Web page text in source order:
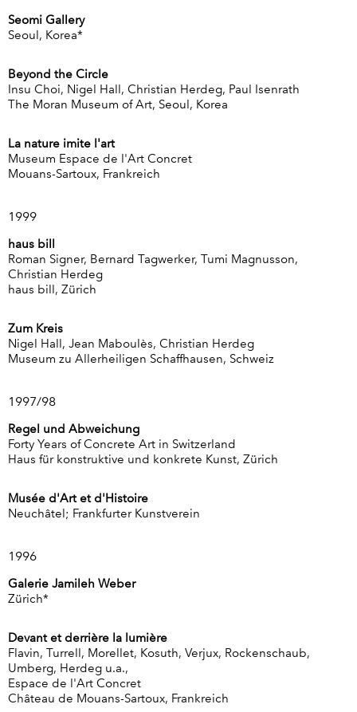
Seomi Gallery
Seoul, Korea*
Beyond the Circle
Insu Choi, Nigel Hall, Christian Herdeg, Paul Isenrath
The Moran Museum of Art, Seoul, Korea
La nature imite l'art
Museum Espace de l'Art Concret
Mouans-Sartoux, Frankreich
1999
haus bill
Roman Signer, Bernard Tagwerker, Tumi Magnusson,
Christian Herdeg
haus bill, Zürich
Zum Kreis
Nigel Hall, Jean Maboulès, Christian Herdeg
Museum zu Allerheiligen Schaffhausen, Schweiz
1997/98
Regel und Abweichung
Forty Years of Concrete Art in Switzerland
Haus für konstruktive und konkrete Kunst, Zürich
Musée d'Art et d'Histoire
Neuchâtel; Frankfurter Kunstverein
1996
Galerie Jamileh Weber
Zürich*
Devant et derrière la lumière
Flavin, Turrell, Morellet, Kosuth, Verjux, Rockenschaub,
Umberg, Herdeg u.a.,
Espace de l'Art Concret
Château de Mouans-Sartoux, Frankreich